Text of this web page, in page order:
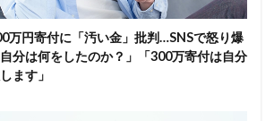
万円寄付に「汚い金」批判…SNSで怒り爆
分は何をしたのか？」「300万寄付は自分
ます」